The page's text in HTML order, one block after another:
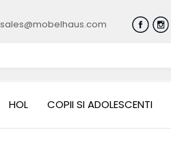
sales@mobelhaus.com
HOL COPII SI ADOLESCENTI